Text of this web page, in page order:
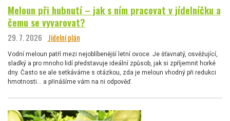
Meloun při hubnutí – jak s ním pracovat v jídelníčku a
čemu se vyvarovat?
29. 7. 2026 Jídelní plán
Vodní meloun patří mezi nejoblíbenější letní ovoce. Je šťavnatý, osvěžující,
sladký a pro mnoho lidí představuje ideální způsob, jak si zpříjemnit horké
dny. Často se ale setkáváme s otázkou, zda je meloun vhodný při redukci
hmotnosti… a přinášíme vám na ni odpověď.